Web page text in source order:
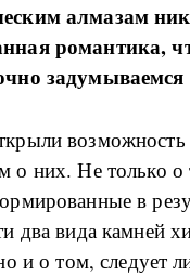
алмазам
романтика,
возможность
о них. Не только о
в
два вида камней
и о том, следует